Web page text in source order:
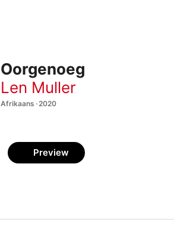
Oorgenoeg
Len Muller
Afrikaans · 2020
Preview